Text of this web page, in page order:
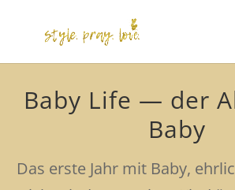
Baby Life — der
Baby
Das erste Jahr mit Baby,